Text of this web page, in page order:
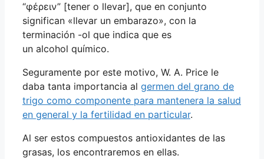
“φέρειν” [tener o llevar], que en conjunto
significan «llevar un embarazo», con la
terminación -ol que indica que es
un alcohol químico.
Seguramente por este motivo, W. A. Price le
daba tanta importancia al germen del grano de
trigo como componente para mantenera la salud
en general y la fertilidad en particular.
Al ser estos compuestos antioxidantes de las
grasas, los encontraremos en ellas.